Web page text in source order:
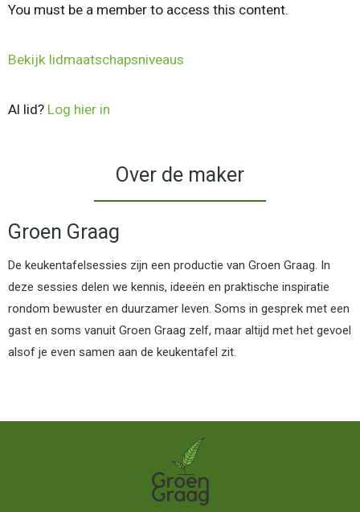
You must be a member to access this content.
Bekijk lidmaatschapsniveaus
Al lid? Log hier in
Over de maker
Groen Graag
De keukentafelsessies zijn een productie van Groen Graag. In
deze sessies delen we kennis, ideeën en praktische inspiratie
rondom bewuster en duurzamer leven. Soms in gesprek met een
gast en soms vanuit Groen Graag zelf, maar altijd met het gevoel
alsof je even samen aan de keukentafel zit.